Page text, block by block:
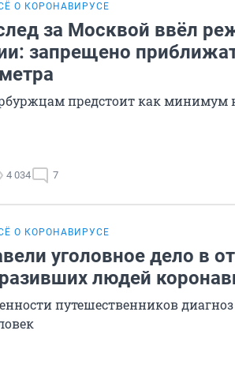
О КОРОНАВИРУСЕ
за Москвой ввёл
запрещено
предстоит как минимум
4 034 7
О КОРОНАВИРУСЕ
уголовное дело в
людей
путешественников